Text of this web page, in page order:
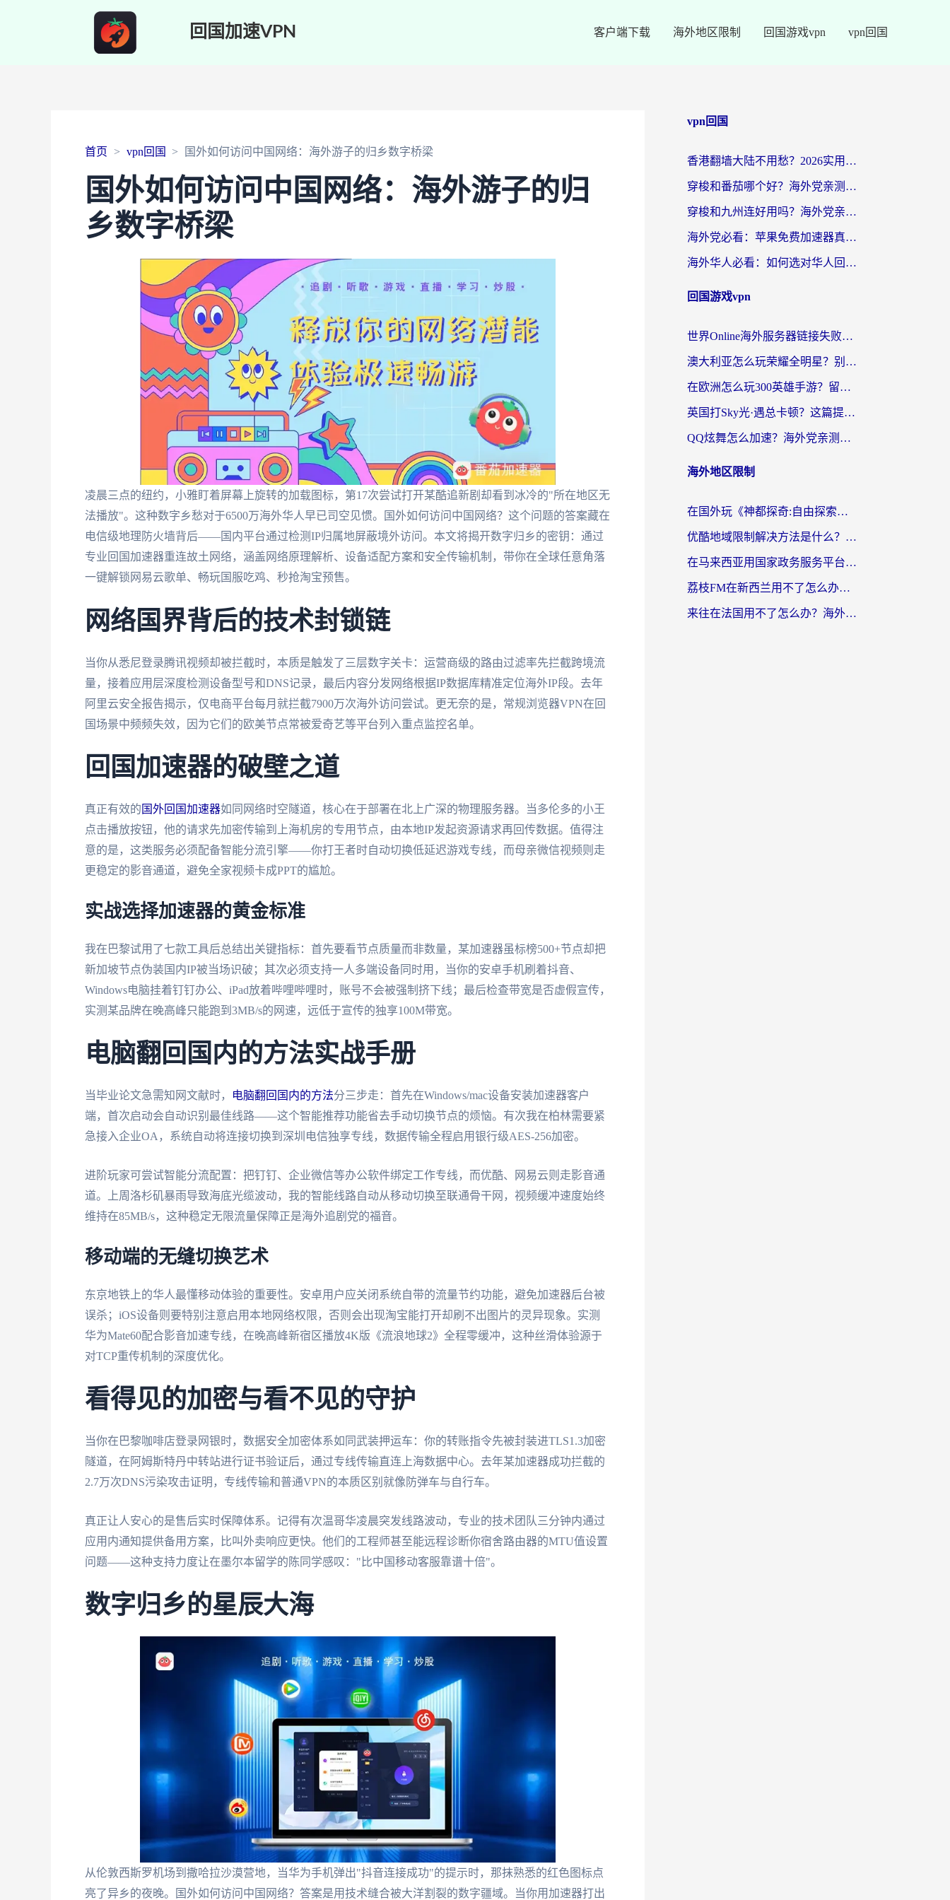
回国加速VPN 客户端下载 海外地区限制 回国游戏vpn vpn回国
首页 vpn回国 国外如何访问中国网络：海外游子的归乡数字桥梁
国外如何访问中国网络：海外游子的归
乡数字桥梁
凌晨三点的纽约，小雅盯着屏幕上旋转的加载图标，第17次尝试打开某酷追新剧却看到冰冷的"所在地区无
法播放"。这种数字乡愁对于6500万海外华人早已司空见惯。国外如何访问中国网络？这个问题的答案藏在
电信级地理防火墙背后——国内平台通过检测IP归属地屏蔽境外访问。本文将揭开数字归乡的密钥：通过
专业回国加速器重连故土网络，涵盖网络原理解析、设备适配方案和安全传输机制，带你在全球任意角落
一键解锁网易云歌单、畅玩国服吃鸡、秒抢淘宝预售。
网络国界背后的技术封锁链
当你从悉尼登录腾讯视频却被拦截时，本质是触发了三层数字关卡：运营商级的路由过滤率先拦截跨境流
量，接着应用层深度检测设备型号和DNS记录，最后内容分发网络根据IP数据库精准定位海外IP段。去年
阿里云安全报告揭示，仅电商平台每月就拦截7900万次海外访问尝试。更无奈的是，常规浏览器VPN在回
国场景中频频失效，因为它们的欧美节点常被爱奇艺等平台列入重点监控名单。
回国加速器的破壁之道
真正有效的 国外回国加速器如同网络时空隧道，核心在于部署在北上广深的物理服务器。当多伦多的小王
点击播放按钮，他的请求先加密传输到上海机房的专用节点，由本地IP发起资源请求再回传数据。值得注
意的是，这类服务必须配备智能分流引擎——你打王者时自动切换低延迟游戏专线，而母亲微信视频则走
更稳定的影音通道，避免全家视频卡成PPT的尴尬。
实战选择加速器的黄金标准
我在巴黎试用了七款工具后总结出关键指标：首先要看节点质量而非数量，某加速器虽标榜500+节点却把
新加坡节点伪装国内IP被当场识破；其次必须支持一人多端设备同时用，当你的安卓手机刷着抖音、
Windows电脑挂着钉钉办公、iPad放着哔哩哔哩时，账号不会被强制挤下线；最后检查带宽是否虚假宣传，
实测某品牌在晚高峰只能跑到3MB/s的网速，远低于宣传的独享100M带宽。
电脑翻回国内的方法实战手册
当毕业论文急需知网文献时， 电脑翻回国内的方法分三步走：首先在Windows/mac设备安装加速器客户
端，首次启动会自动识别最佳线路——这个智能推荐功能省去手动切换节点的烦恼。有次我在柏林需要紧
急接入企业OA，系统自动将连接切换到深圳电信独享专线，数据传输全程启用银行级AES-256加密。
进阶玩家可尝试智能分流配置：把钉钉、企业微信等办公软件绑定工作专线，而优酷、网易云则走影音通
道。上周洛杉矶暴雨导致海底光缆波动，我的智能线路自动从移动切换至联通骨干网，视频缓冲速度始终
维持在85MB/s，这种稳定无限流量保障正是海外追剧党的福音。
移动端的无缝切换艺术
东京地铁上的华人最懂移动体验的重要性。安卓用户应关闭系统自带的流量节约功能，避免加速器后台被
误杀；iOS设备则要特别注意启用本地网络权限，否则会出现淘宝能打开却刷不出图片的灵异现象。实测
华为Mate60配合影音加速专线，在晚高峰新宿区播放4K版《流浪地球2》全程零缓冲，这种丝滑体验源于
对TCP重传机制的深度优化。
看得见的加密与看不见的守护
当你在巴黎咖啡店登录网银时，数据安全加密体系如同武装押运车：你的转账指令先被封装进TLS1.3加密
隧道，在阿姆斯特丹中转站进行证书验证后，通过专线传输直连上海数据中心。去年某加速器成功拦截的
2.7万次DNS污染攻击证明，专线传输和普通VPN的本质区别就像防弹车与自行车。
真正让人安心的是售后实时保障体系。记得有次温哥华凌晨突发线路波动，专业的技术团队三分钟内通过
应用内通知提供备用方案，比叫外卖响应更快。他们的工程师甚至能远程诊断你宿舍路由器的MTU值设置
问题——这种支持力度让在墨尔本留学的陈同学感叹："比中国移动客服靠谱十倍"。
数字归乡的星辰大海
从伦敦西斯罗机场到撒哈拉沙漠营地，当华为手机弹出"抖音连接成功"的提示时，那抹熟悉的红色图标点
亮了异乡的夜晚。国外如何访问中国网络？答案是用技术缝合被大洋割裂的数字疆域。当你用加速器打出
vpn回国
香港翻墙大陆不用愁？2026实用回国加速器指南：从选到用一步到位
穿梭和番茄哪个好？海外党亲测：这3点帮你选对回国加速器
穿梭和九州连好用吗？海外党亲测：3步选对回国加速器，无缝刷国内剧玩国服
海外党必看：苹果免费加速器真的能解决回国访问难题吗？附实测对比与全平台方案
海外华人必看：如何选对华人回国VPN，无缝刷国内剧、玩手游？
回国游戏vpn
世界Online海外服务器链接失败怎么解决？告别卡顿延迟，海外玩国服游戏的正确打开方式
澳大利亚怎么玩荣耀全明星？别让延迟毁了你的连招！海外党专属加速攻略
在欧洲怎么玩300英雄手游？留学生亲测有效的国服游戏加速指南
英国打Sky光·遇总卡顿？这篇提速指南帮你找回治愈感
QQ炫舞怎么加速？海外党亲测有效的国服游戏加速指南（附失落城堡金铲铲之战解决方案）
海外地区限制
在国外玩《神都探奇:自由探索》总卡顿？3个实用技巧解决海外党追剧、社交、游戏难题
优酷地域限制解决方法是什么？海外党亲测有效的回国加速指南
在马来西亚用国家政务服务平台怎么把定位修改到中国国内？海外党解决数字壁垒的实用指南
荔枝FM在新西兰用不了怎么办？海外党必看的回国加速解决方案
来往在法国用不了怎么办？海外党亲测有效的回国加速指南